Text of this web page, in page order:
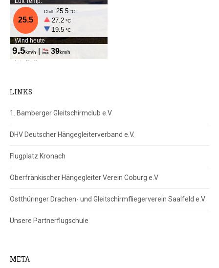
LINKS
1. Bamberger Gleitschirmclub e.V
DHV Deutscher Hängegleiterverband e.V.
Flugplatz Kronach
Oberfränkischer Hängegleiter Verein Coburg e.V
Ostthüringer Drachen- und Gleitschirmfliegerverein Saalfeld e.V.
Unsere Partnerflugschule
META